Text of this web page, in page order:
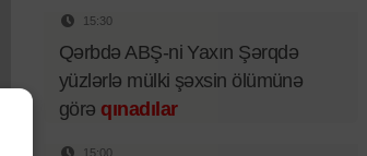
15:30
Qərbdə ABŞ-ni Yaxın Şərqdə
yüzlərlə mülki şəxsin ölümünə
görə qınadılar
15:00